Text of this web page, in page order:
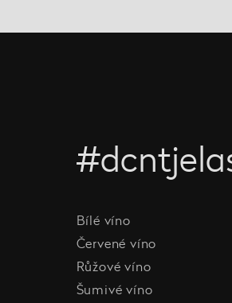
Bílé víno
Červené víno
Růžové víno
Šumivé víno